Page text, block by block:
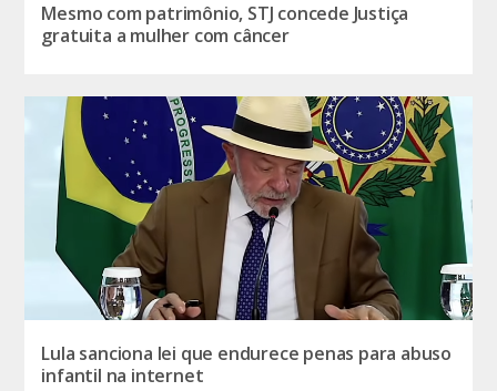
Mesmo com patrimônio, STJ concede Justiça
gratuita a mulher com câncer
Lula sanciona lei que endurece penas para abuso
infantil na internet